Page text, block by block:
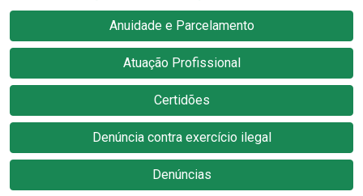
Anuidade e Parcelamento
Atuação Profissional
Certidões
Denúncia contra exercício ilegal
Denúncias